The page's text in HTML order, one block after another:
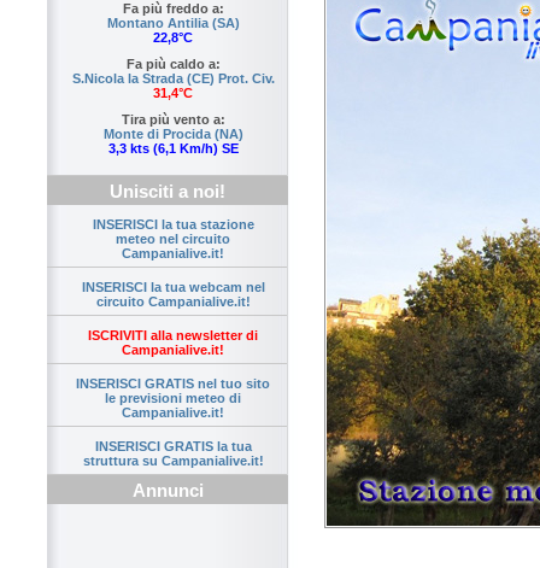
Fa più freddo a:
Montano Antilia (SA)
22,8°C
Fa più caldo a:
S.Nicola la Strada (CE) Prot. Civ.
31,4°C
Tira più vento a:
Monte di Procida (NA)
3,3 kts (6,1 Km/h) SE
Unisciti a noi!
INSERISCI la tua stazione
meteo nel circuito
Campanialive.it!
INSERISCI la tua webcam nel
circuito Campanialive.it!
ISCRIVITI alla newsletter di
Campanialive.it!
INSERISCI GRATIS nel tuo sito
le previsioni meteo di
Campanialive.it!
INSERISCI GRATIS la tua
struttura su Campanialive.it!
Annunci